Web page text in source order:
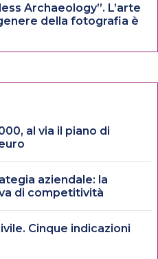
Archaeology”. L’arte
della fotografia è
al via il piano di
aziendale: la
di competitività
Cinque indicazioni